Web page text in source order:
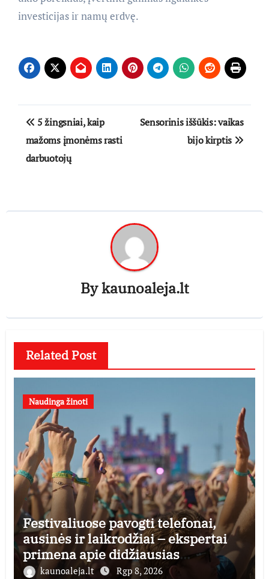
investicijas ir namų erdvę.
Navigacija
tarp
įrašų
5 žingsniai, kaip
mažoms įmonėms rasti
darbuotojų
Sensorinis iššūkis: vaikas
bijo kirptis
Bykaunoaleja.lt
Related Post
Naudinga žinoti
Festivaliuose pavogti telefonai,
ausinės ir laikrodžiai – ekspertai
primena apie didžiausias
finansines rizikas
kaunoaleja.lt Rgp 8, 2026